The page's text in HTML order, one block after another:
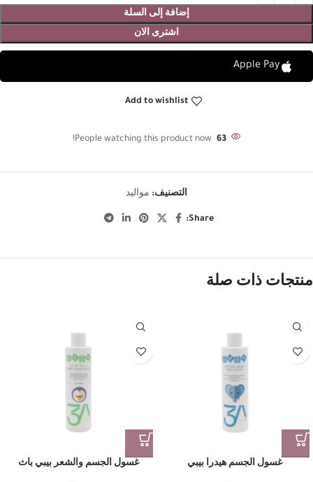
إضافة إلى السلة
اشترى الان
Apple Pay
Add to wishlist
63
People watching this product now!
التصنيف: مواليد
Share:
منتجات ذات صلة
غسول الجسم هيدرا بيبي غسول الجسم والشعر بيبي باث